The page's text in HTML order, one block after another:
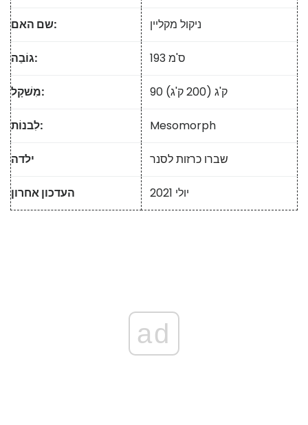
שם האם: ניקול מקליין
גוֹבַה: 193 ס'מ
מִשׁקָל: 90 ק'ג (200 ק'ג)
לִבנוֹת: Mesomorph
ילדה שברו כרזות לסנר
העדכון אחרון יולי 2021
ad